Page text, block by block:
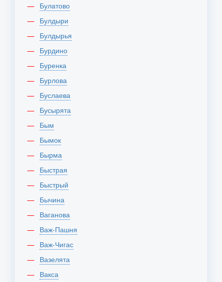
Булатово
Булдыри
Булдырья
Бурдино
Буренка
Бурлова
Буслаева
Бусырята
Бым
Бымок
Бырма
Быстрая
Быстрый
Бычина
Ваганова
Важ-Пашня
Важ-Чигас
Вазелята
Вакса